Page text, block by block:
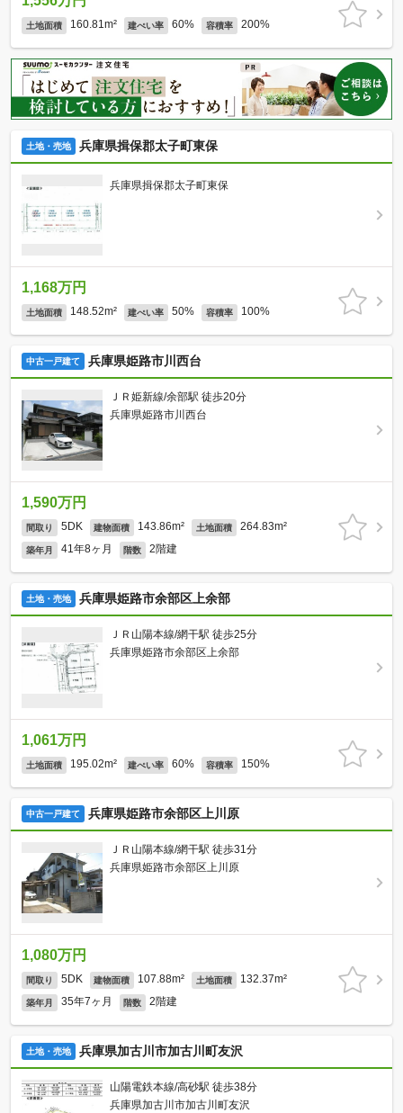
土地面積 160.81m² 建ぺい率 60% 容積率 200%
土地・売地 兵庫県揖保郡太子町東保
兵庫県揖保郡太子町東保
1,168万円
土地面積 148.52m² 建ぺい率 50% 容積率 100%
中古一戸建て 兵庫県姫路市川西台
ＪＲ姫新線/余部駅 徒歩20分
兵庫県姫路市川西台
1,590万円
間取り 5DK 建物面積 143.86m² 土地面積 264.83m²
築年月 41年8ヶ月 階数 2階建
土地・売地 兵庫県姫路市余部区上余部
ＪＲ山陽本線/網干駅 徒歩25分
兵庫県姫路市余部区上余部
1,061万円
土地面積 195.02m² 建ぺい率 60% 容積率 150%
中古一戸建て 兵庫県姫路市余部区上川原
ＪＲ山陽本線/網干駅 徒歩31分
兵庫県姫路市余部区上川原
1,080万円
間取り 5DK 建物面積 107.88m² 土地面積 132.37m²
築年月 35年7ヶ月 階数 2階建
土地・売地 兵庫県加古川市加古川町友沢
山陽電鉄本線/高砂駅 徒歩38分
兵庫県加古川市加古川町友沢